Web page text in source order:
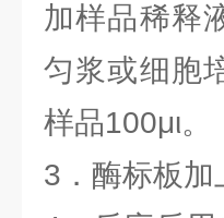
加样品稀释
匀浆或细胞
样品100μι。
3．酶标板